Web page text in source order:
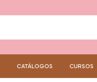
CATÁLOGOS CURSOS